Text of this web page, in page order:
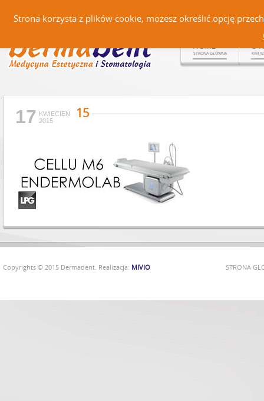
HOME
STRONA GŁÓWNA
O
KIM
17 KWIECIEŃ
2015
15
STRONA
Copyrights © 2015 Dermadent. Realizacja: MIVIO
Strona korzysta z plików cookie, możesz określić opcję